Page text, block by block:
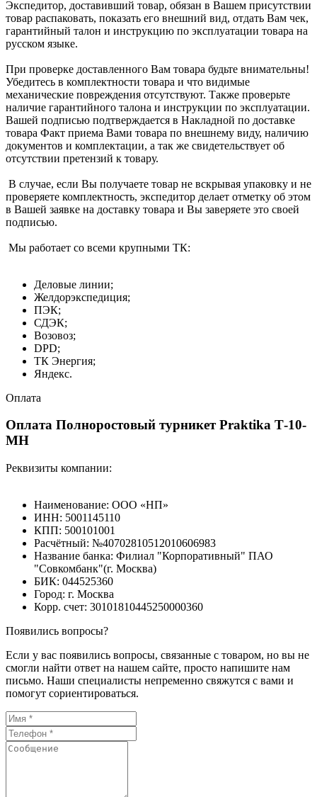
Экспедитор, доставивший товар, обязан в Вашем присутствии
товар распаковать, показать его внешний вид, отдать Вам чек,
гарантийный талон и инструкцию по эксплуатации товара на
русском языке.
При проверке доставленного Вам товара будьте внимательны!
Убедитесь в комплектности товара и что видимые
механические повреждения отсутствуют. Также проверьте
наличие гарантийного талона и инструкции по эксплуатации.
Вашей подписью подтверждается в Накладной по доставке
товара Факт приема Вами товара по внешнему виду, наличию
документов и комплектации, а так же свидетельствует об
отсутствии претензий к товару.
В случае, если Вы получаете товар не вскрывая упаковку и не
проверяете комплектность, экспедитор делает отметку об этом
в Вашей заявке на доставку товара и Вы заверяете это своей
подписью.
Мы работает со всеми крупными ТК:
Деловые линии;
Желдорэкспедиция;
ПЭК;
СДЭК;
Возовоз;
DPD;
ТК Энергия;
Яндекс.
Оплата
Оплата Полноростовый турникет Praktika Т-10-
МН
Реквизиты компании:
Наименование: ООО «НП»
ИНН: 5001145110
КПП: 500101001
Расчётный: №40702810512010606983
Название банка: Филиал "Корпоративный" ПАО
"Совкомбанк"(г. Москва)
БИК: 044525360
Город: г. Москва
Корр. счет: 30101810445250000360
Появились вопросы?
Если у вас появились вопросы, связанные с товаром, но вы не
смогли найти ответ на нашем сайте, просто напишите нам
письмо. Наши специалисты непременно свяжутся с вами и
помогут сориентироваться.